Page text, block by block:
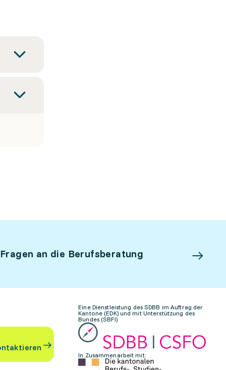
an die Berufsberatung
Eine Dienstleistung des SDBB im Auftrag der
Kantone (EDK) und mit Unterstützung des
Bundes (SBFI)
In Zusammenarbeit mit: